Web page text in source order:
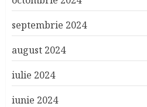
septembrie 2024
august 2024
iulie 2024
iunie 2024